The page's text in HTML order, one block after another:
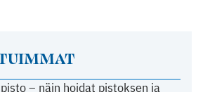
– näin hoidat pistoksen ja